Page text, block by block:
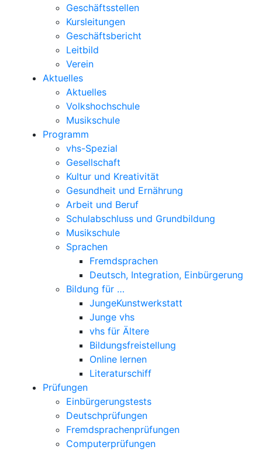
Geschäftsstellen
Kursleitungen
Geschäftsbericht
Leitbild
Verein
Aktuelles
Aktuelles
Volkshochschule
Musikschule
Programm
vhs-Spezial
Gesellschaft
Kultur und Kreativität
Gesundheit und Ernährung
Arbeit und Beruf
Schulabschluss und Grundbildung
Musikschule
Sprachen
Fremdsprachen
Deutsch, Integration, Einbürgerung
Bildung für …
JungeKunstwerkstatt
Junge vhs
vhs für Ältere
Bildungsfreistellung
Online lernen
Literaturschiff
Prüfungen
Einbürgerungstests
Deutschprüfungen
Fremdsprachenprüfungen
Computerprüfungen